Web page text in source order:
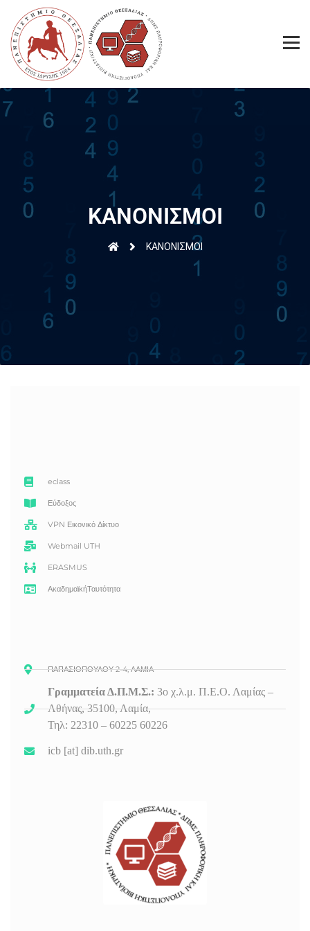
ΚΑΝΟΝΙΣΜΟΙ
ΚΑΝΟΝΙΣΜΟΙ
eclass
Εύδοξος
VPN Εικονικό Δίκτυο
Webmail UTH
ERASMUS
ΑκαδημαϊκήΤαυτότητα
ΠΑΠΑΣΙΟΠΟΥΛΟΥ 2-4, ΛΑΜΙΑ
Γραμματεία Δ.Π.Μ.Σ.: 3οχ.λ.μ. Π.Ε.Ο. Λαμίας –
Αθήνας, 35100, Λαμία,
Τηλ: 22310 – 60225 60226
icb [at] dib.uth.gr